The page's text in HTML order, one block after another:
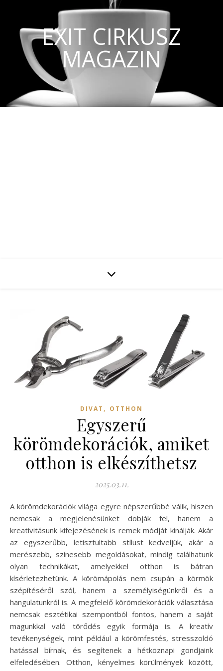
EXIT CIRKUSZ
MAGAZIN
DIVAT , OTTHON
Egyszerű
körömdekorációk, amiket
otthon is elkészíthetsz
2025.03.11.
A körömdekorációk világa egyre népszerűbbé válik, hiszen
nemcsak a megjelenésünket dobják fel, hanem a
kreativitásunk kifejezésének is remek módját kínálják. Akár
az egyszerűbb, letisztultabb stílust kedveljük, akár a
merészebb, színesebb megoldásokat, mindig találhatunk
olyan technikákat, amelyekkel otthon is bátran
kísérletezhetünk. A körömápolás nem csupán a körmök
szépítéséről szól, hanem a személyiségünkről és a
hangulatunkról is. A megfelelő körömdekorációk választása
nemcsak esztétikai szempontból fontos, hanem a saját
magunkkal való törődés egyik formája is. A kreatív
tevékenységek, mint például a körömfestés, stresszoldó
hatással bírnak, és segítenek a hétköznapi gondjaink
elfeledésében. Otthon, kényelmes körülmények között,